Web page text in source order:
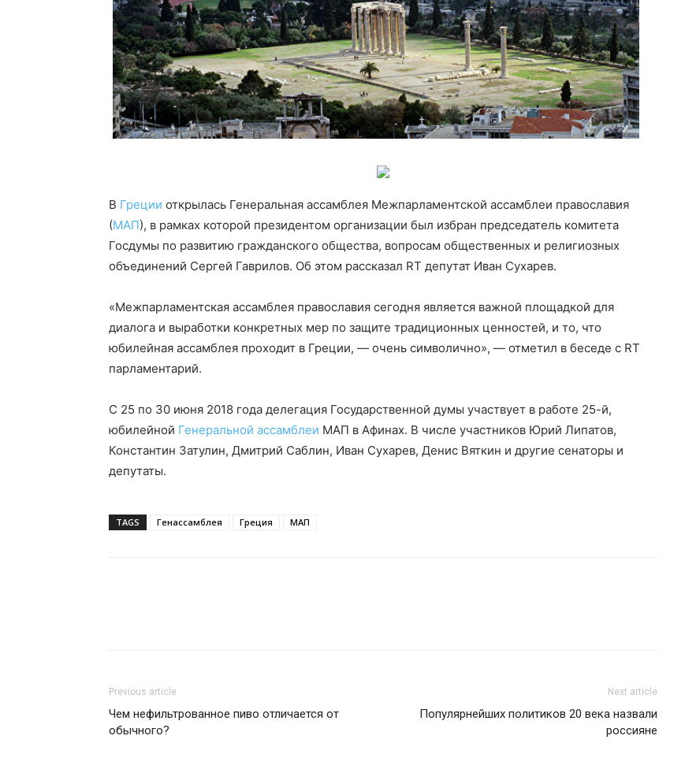
В Греции открылась Генеральная ассамблея Межпарламентской ассамблеи православия
(МАП), в рамках которой президентом организации был избран председатель комитета
Госдумы по развитию гражданского общества, вопросам общественных и религиозных
объединений Сергей Гаврилов. Об этом рассказал RT депутат Иван Сухарев.
«Межпарламентская ассамблея православия сегодня является важной площадкой для
диалога и выработки конкретных мер по защите традиционных ценностей, и то, что
юбилейная ассамблея проходит в Греции, — очень символично», — отметил в беседе с RT
парламентарий.
С 25 по 30 июня 2018 года делегация Государственной думы участвует в работе 25-й,
юбилейной Генеральной ассамблеи МАП в Афинах. В числе участников Юрий Липатов,
Константин Затулин, Дмитрий Саблин, Иван Сухарев, Денис Вяткин и другие сенаторы и
депутаты.
TAGS Генассамблея Греция МАП
Previous article
Чем нефильтрованное пиво отличается от
обычного?
Next article
Популярнейших политиков 20 века назвали
россияне